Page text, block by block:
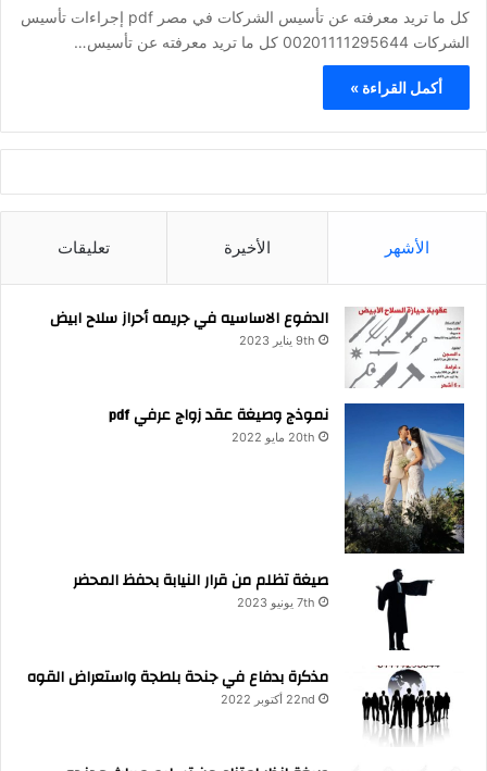
كل ما تريد معرفته عن تأسيس الشركات في مصر pdf إجراءات تأسيس
الشركات 00201111295644 كل ما تريد معرفته عن تأسيس…
أكمل القراءة »
الأشهر الأخيرة تعليقات
الدفوع الاساسيه في جريمه أحراز سلاح ابيض
9th يناير 2023
نموذج وصيغة عقد زواج عرفي pdf
20th مايو 2022
صيغة تظلم من قرار النيابة بحفظ المحضر
7th يونيو 2023
مذكرة بدفاع في جنحة بلطجة واستعراض القوه
22nd أكتوبر 2022